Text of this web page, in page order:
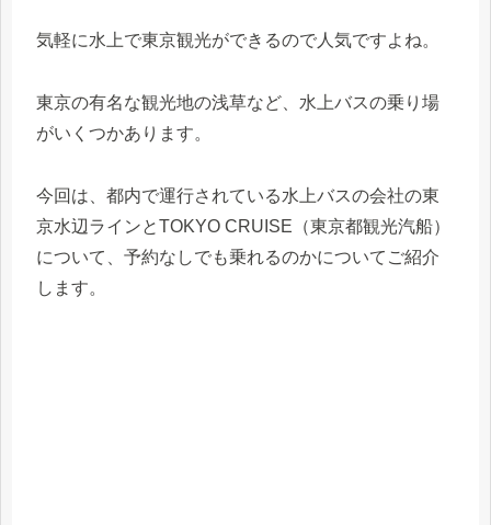
気軽に水上で東京観光ができるので人気ですよね。
東京の有名な観光地の浅草など、水上バスの乗り場
がいくつかあります。
今回は、都内で運行されている水上バスの会社の東
京水辺ラインとTOKYO CRUISE（東京都観光汽船）
について、予約なしでも乗れるのかについてご紹介
します。